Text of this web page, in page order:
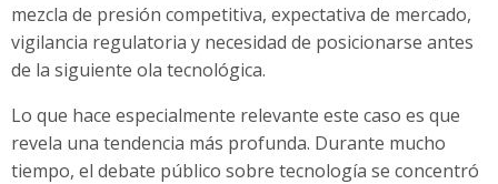
mezcla de presión competitiva, expectativa de mercado,
vigilancia regulatoria y necesidad de posicionarse antes
de la siguiente ola tecnológica.
Lo que hace especialmente relevante este caso es que
revela una tendencia más profunda. Durante mucho
tiempo, el debate público sobre tecnología se concentró